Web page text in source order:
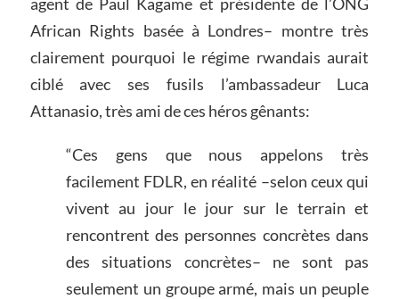
African Rights basée à Londres– montre très
clairement pourquoi le régime rwandais aurait
ciblé avec ses fusils l’ambassadeur Luca
Attanasio, très ami de ces héros gênants:
“Ces gens que nous appelons très
facilement FDLR, en réalité –selon ceux qui
vivent au jour le jour sur le terrain et
rencontrent des personnes concrètes dans
des situations concrètes– ne sont pas
seulement un groupe armé, mais un peuple